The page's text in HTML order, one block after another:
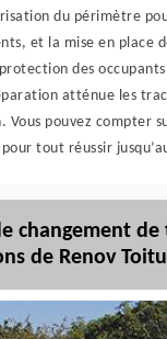
du périmètre
et la mise en place
des
atténue les
Vous pouvez compter
tout réussir
changement
de Renov